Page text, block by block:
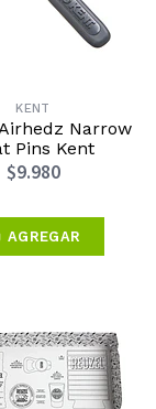
KENT
Pins Kent
$9.980
AGREGAR